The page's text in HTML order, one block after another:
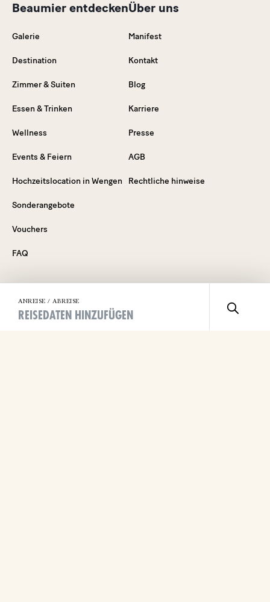
Beaumier entdecken
Galerie
Destination
Zimmer & Suiten
Essen & Trinken
Wellness
Events & Feiern
Hochzeitslocation in Wengen
Sonderangebote
Vouchers
FAQ
Über uns
Manifest
Kontakt
Blog
Karriere
Presse
AGB
Rechtliche hinweise
Erleben Sie unsere Welt
ANREISE / ABREISE
REISEDATEN HINZUFÜGEN